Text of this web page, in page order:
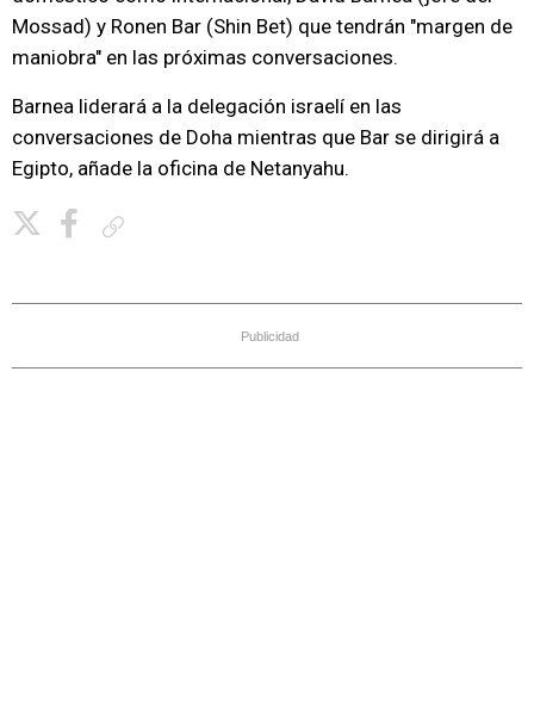
Mossad) y Ronen Bar (Shin Bet) que tendrán "margen de
maniobra" en las próximas conversaciones.
Barnea liderará a la delegación israelí en las
conversaciones de Doha mientras que Bar se dirigirá a
Egipto, añade la oficina de Netanyahu.
Publicidad